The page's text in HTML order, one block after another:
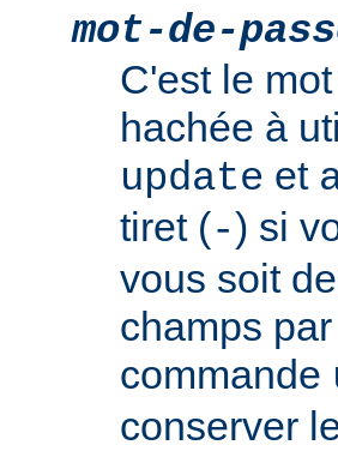
mot-de-
C'est le
hachée à
update et
tiret (-) si
vous soit
champs
commande
conserver